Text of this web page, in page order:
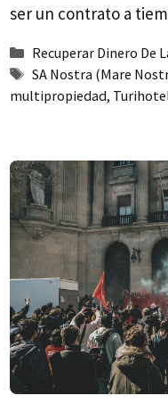
ser un contrato a
Categorías
Recuperar Dinero De
Etiquetas
SA Nostra (Mare
multipropiedad,